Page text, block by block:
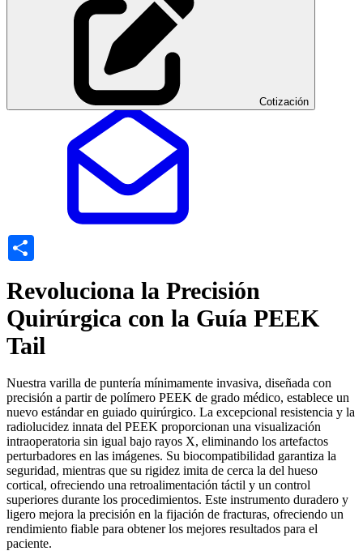
Cotización
Revoluciona la Precisión
Quirúrgica con la Guía PEEK
Tail
Nuestra varilla de puntería mínimamente invasiva, diseñada con
precisión a partir de polímero PEEK de grado médico, establece un
nuevo estándar en guiado quirúrgico. La excepcional resistencia y la
radiolucidez innata del PEEK proporcionan una visualización
intraoperatoria sin igual bajo rayos X, eliminando los artefactos
perturbadores en las imágenes. Su biocompatibilidad garantiza la
seguridad, mientras que su rigidez imita de cerca la del hueso
cortical, ofreciendo una retroalimentación táctil y un control
superiores durante los procedimientos. Este instrumento duradero y
ligero mejora la precisión en la fijación de fracturas, ofreciendo un
rendimiento fiable para obtener los mejores resultados para el
paciente.